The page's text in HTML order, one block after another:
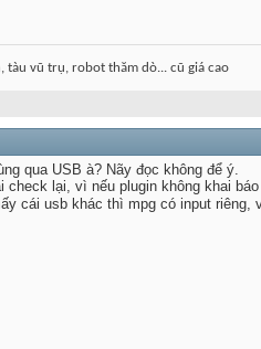
tàu vũ trụ, robot thăm dò... cũ giá cao
qua USB à? Nãy đọc không để ý.
check lại, vì nếu plugin không khai
cái usb khác thì mpg có input